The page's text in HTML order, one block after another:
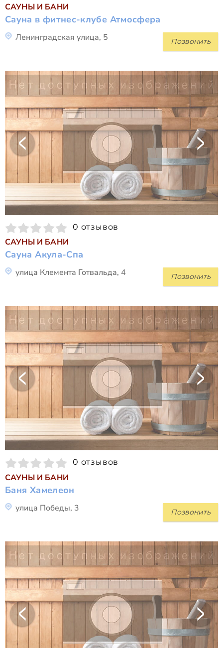
САУНЫ И БАНИ
Сауна в фитнес-клубе Атмосфера
Позвонить
Ленинградская улица, 5
0 отзывов
САУНЫ И БАНИ
Сауна Акула-Спа
Позвонить
улица Клемента Готвальда, 4
0 отзывов
САУНЫ И БАНИ
Баня Хамелеон
Позвонить
улица Победы, 3